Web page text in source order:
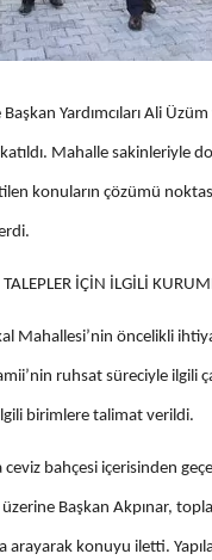
Yardımcıları Ali
Mahalle sakinleriyle
konuların çözümü
İÇİN İLGİLİ
Mahallesi’nin öncelikli
ruhsat süreciyle ilgili
ilgili birimlere talimat verildi.
ceviz bahçesi içerisinden
Başkan Akpınar,
arayarak konuyu iletti.